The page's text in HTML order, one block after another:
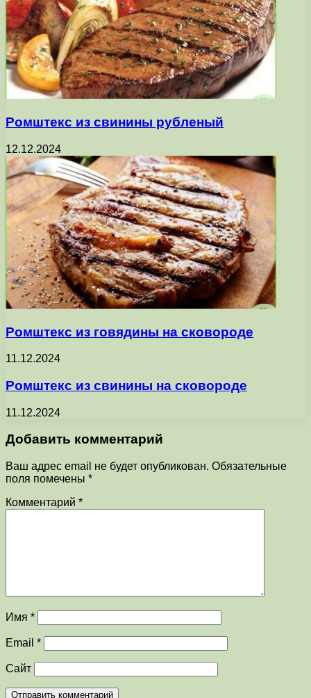
Ромштекс из свинины рубленый
12.12.2024
Ромштекс из говядины на сковороде
11.12.2024
Ромштекс из свинины на сковороде
11.12.2024
Добавить комментарий
Ваш адрес email не будет опубликован. Обязательные
поля помечены *
Комментарий *
Имя *
Email *
Сайт